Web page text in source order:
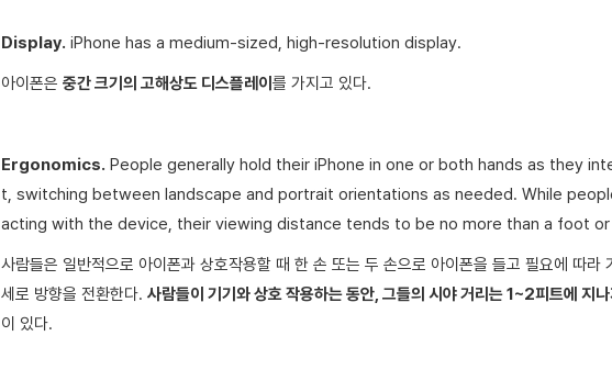
Display. iPhone has a medium-sized, high-resolution display.
아이폰은 중간 크기의 고해상도 디스플레이 를 가지고 있다.
Ergonomics. People generally hold their iPhone in one or both hands as they
t, switching between landscape and portrait orientations as needed. While
acting with the device, their viewing distance tends to be no more than a foot
사람들은 일반적으로 아이폰과 상호작용할 때 한 손 또는 두 손으로 아이폰을 들고 필요에 따라
세로 방향을 전환한다. 사람들이 기기와 상호 작용하는 동안, 그들의 시야 거리는 1~2피트에 지
이 있다.